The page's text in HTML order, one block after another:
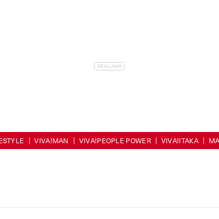
VIVA!MAN VIVA!PEOPLE POWER VIVA!ITAKA